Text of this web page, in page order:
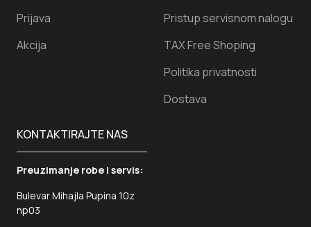
Pristup servisnom nalogu
TAX Free Shoping
Politika privatnosti
Dostava
KONTAKTIRAJTE NAS
Preuzimanje robe i servis:
Bulevar Mihajla Pupina 10z
np03
Prijava
Akcija